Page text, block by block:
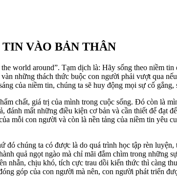
TIN VÀO BẢN THÂN
world around”. Tạm dịch là: Hãy sống theo niềm
những thách thức buộc con người phải vượt qua
của niềm tin, chúng ta sẽ huy động mọi sự cố gắng,
chất, giá trị của mình trong cuộc sống. Đó còn là
đánh mất những điều kiện cơ bản và cần thiết để
mỗi con người và còn là nền tảng của niềm tin yêu
chúng ta có được là do quá trình học tập rèn
quả ngọt ngào mà chỉ mãi đắm chìm trong những
nhẫn, chịu khó, tích cực trau dồi kiến thức thì càng
góp của con người mà nên, con người phát triển